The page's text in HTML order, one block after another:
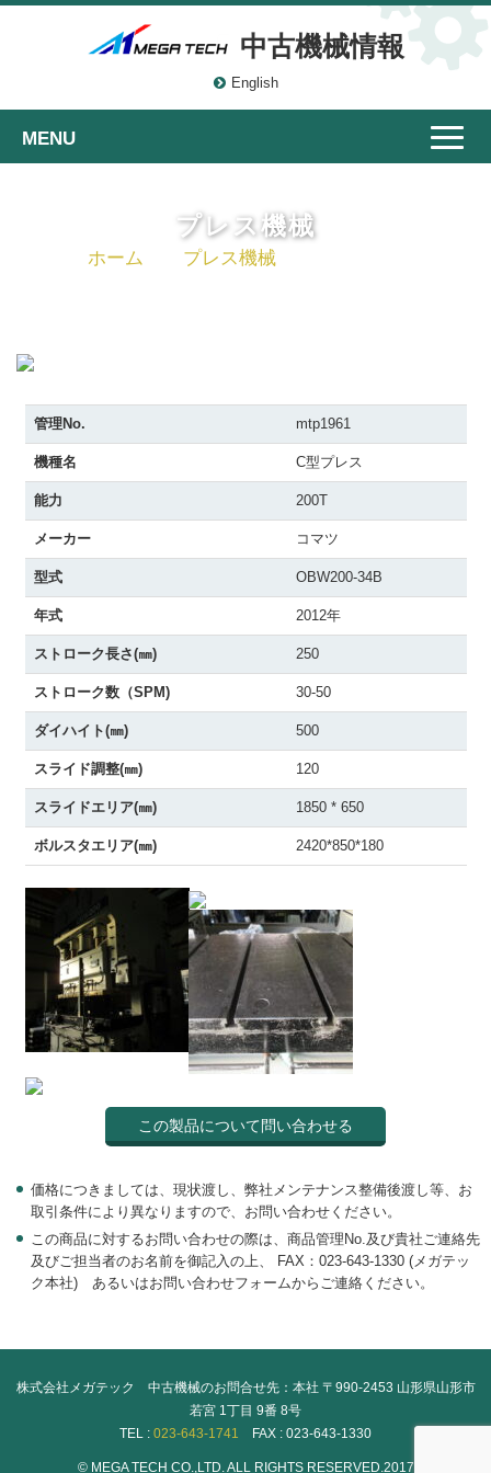
中古機械情報
English
Toggle
プレス機械
ホーム プレス機械
管理No. mtp1961
機種名 C型プレス
能力 200T
メーカー コマツ
型式 OBW200-34B
年式 2012年
ストローク長さ(㎜) 250
ストローク数（SPM) 30-50
ダイハイト(㎜) 500
スライド調整(㎜) 120
スライドエリア(㎜) 1850 * 650
ボルスタエリア(㎜) 2420*850*180
この製品について問い合わせる
価格につきましては、現状渡し、弊社メンテナンス整備後渡し等、お
取引条件により異なりますので、お問い合わせください。
この商品に対するお問い合わせの際は、商品管理No.及び貴社ご連絡先
及びご担当者のお名前を御記入の上、 FAX：023-643-1330 (メガテッ
ク本社) あるいはお問い合わせフォームからご連絡ください。
株式会社メガテック 中古機械のお問合せ先：本社 〒990-2453 山形県山形市
若宮 1丁目 9番 8号
TEL : 023-643-1741 FAX : 023-643-1330
© MEGA TECH CO.,LTD. ALL RIGHTS RESERVED.2017